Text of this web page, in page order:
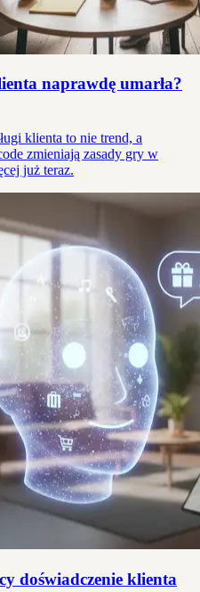
naprawdę umarła?
klienta to nie trend, a
zmieniają zasady gry w
już teraz.
doświadczenie klienta